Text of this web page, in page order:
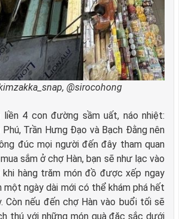
@sirocohong
liền 4 con đường sầm uất, náo nhiệt:
Phú, Trần Hưng Đạo và Bạch Đằng nên
đúc mọi người đến đây tham quan
sắm ở chợ Hàn, bạn sẽ như lạc vào
khi hàng trăm món đồ được xếp ngay
một ngày dài mới có thể khám phá hết
Còn nếu đến chợ Hàn vào buổi tối sẽ
thú với những món quà đặc sắc dưới